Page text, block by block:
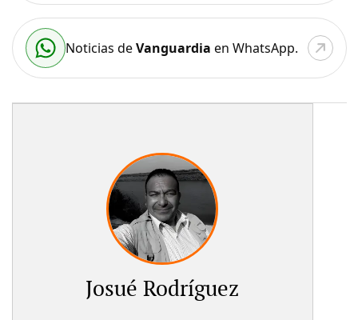
Noticias deVanguardia en WhatsApp.
Josué Rodríguez